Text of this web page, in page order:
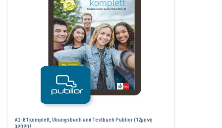
A2-B1 komplett, Übungsbuch und Testbuch Publior (12μηνη
χρήση)